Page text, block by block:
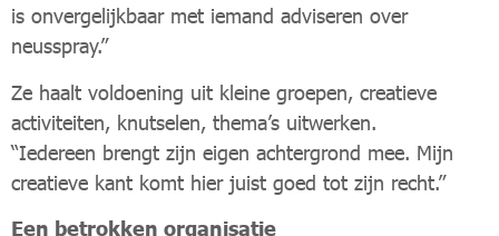
is onvergelijkbaar met iemand adviseren over
neusspray.”
Ze haalt voldoening uit kleine groepen, creatieve
activiteiten, knutselen, thema’s uitwerken.
“Iedereen brengt zijn eigen achtergrond mee. Mijn
creatieve kant komt hier juist goed tot zijn recht.”
Een betrokken organisatie